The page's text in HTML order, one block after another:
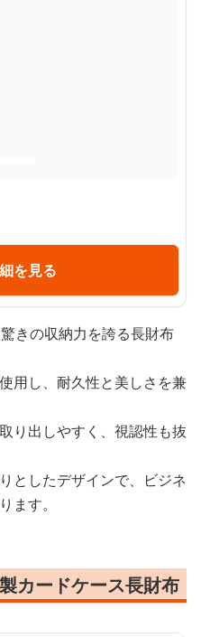
を見る
きの収納力を誇る長財布
用し、耐久性と美しさを兼
り出しやすく、視認性も抜
としたデザインで、ビジネ
ます。
カードケース長財布